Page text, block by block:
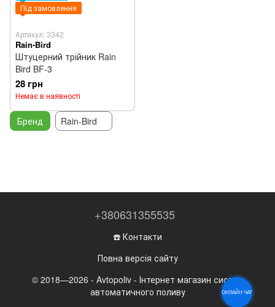
Під замовлення
Артикул: 3342
Rain-Bird
Штуцерний трійник Rain
Bird BF-3
28 грн
Немає в наявності
Бренд Rain-Bird
+380631355535
☎️ Контакти
Повна версія сайту
© 2018—2026 - Avtopoliv - Інтернет магазин систем
автоматичного поливу
ОНЛАЙН ЧАТ